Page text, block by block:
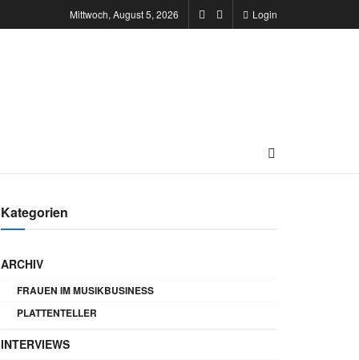
Mittwoch, August 5, 2026 Login
Kategorien
ARCHIV
FRAUEN IM MUSIKBUSINESS
PLATTENTELLER
INTERVIEWS